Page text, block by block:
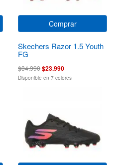
Comprar
Skechers Razor 1.5 Youth
FG
$34.990$23.990
Disponible en 7 colores